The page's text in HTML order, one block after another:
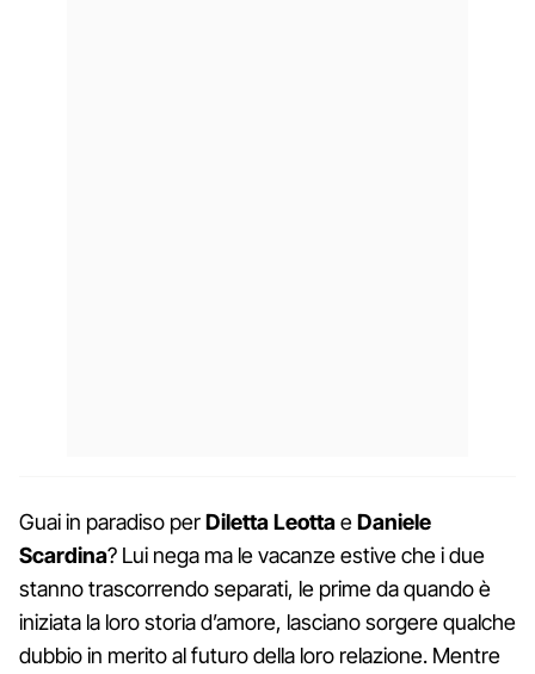
Guai in paradiso perDiletta LeottaeDaniele
Scardina? Lui nega ma le vacanze estive che i due
stanno trascorrendo separati, le prime da quando è
iniziata la loro storia d’amore, lasciano sorgere qualche
dubbio in merito al futuro della loro relazione. Mentre